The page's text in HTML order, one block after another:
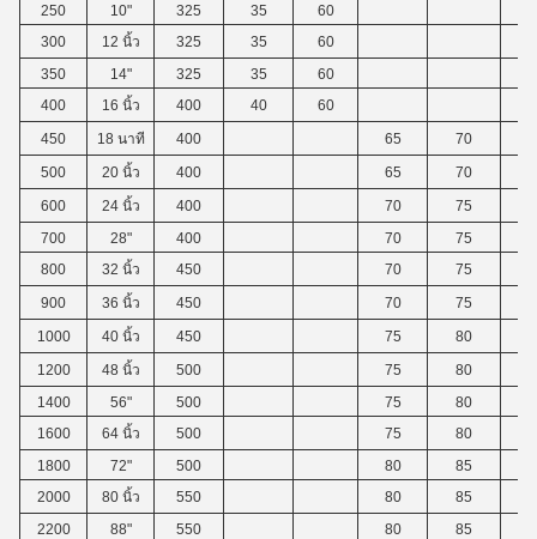
250
10" 325 35
60
300
12 นิ้ว 325 35
60
350
14" 325 35
60
400
16 นิ้ว 400 40
60
450
18 นาที 400 65
70
500
20 นิ้ว 400 65
70
600
24 นิ้ว 400 70
75
700
28" 400 70
75
800
32 นิ้ว 450 70
75
900
36 นิ้ว 450 70
75
1000
40 นิ้ว 450 75
80
1200
48 นิ้ว 500 75
80
1400
56" 500 75
80
1600
64 นิ้ว 500 75
80
1800
72" 500 80
85
2000
80 นิ้ว 550 80
85
2200
88" 550 80
85